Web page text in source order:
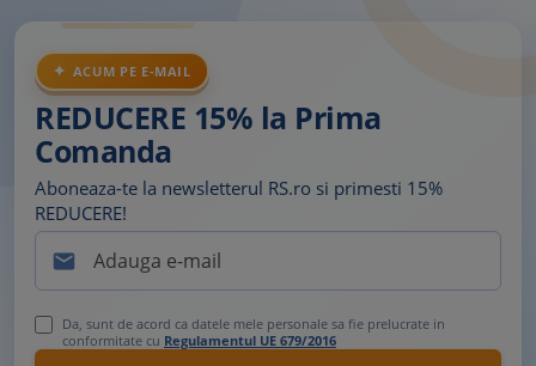
ACUM PE E-MAIL
REDUCERE 15% la Prima
Comanda
Aboneaza-te la newsletterul RS.ro si primesti 15%
REDUCERE!

Da, sunt de acord ca datele mele personale sa fie prelucrate in
conformitate cu Regulamentul UE 679/2016